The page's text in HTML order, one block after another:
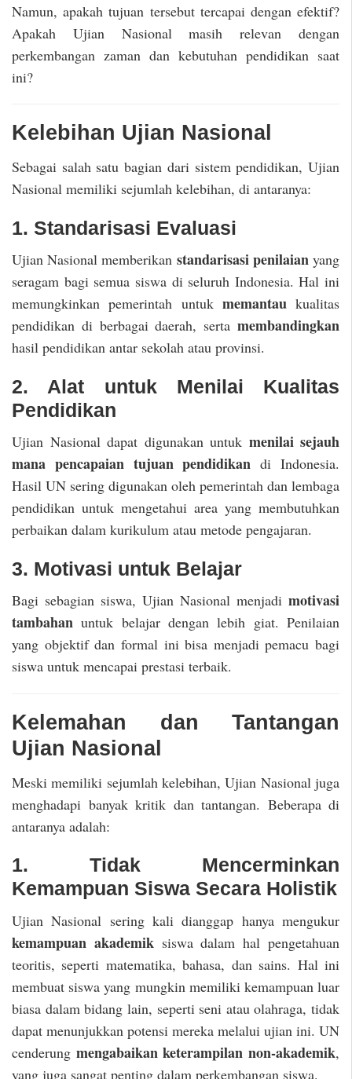
Namun, apakah tujuan tersebut tercapai dengan efektif?
Apakah Ujian Nasional masih relevan dengan
perkembangan zaman dan kebutuhan pendidikan saat
ini?
Kelebihan Ujian Nasional
Sebagai salah satu bagian dari sistem pendidikan, Ujian
Nasional memiliki sejumlah kelebihan, di antaranya:
1. Standarisasi Evaluasi
Ujian Nasional memberikan standarisasi penilaianyang
seragam bagi semua siswa di seluruh Indonesia. Hal ini
memungkinkan pemerintah untuk memantaukualitas
pendidikan di berbagai daerah, serta membandingkan
hasil pendidikan antar sekolah atau provinsi.
2. Alat untuk Menilai Kualitas
Pendidikan
Ujian Nasional dapat digunakan untuk menilai sejauh
mana pencapaian tujuan pendidikan di Indonesia.
Hasil UN sering digunakan oleh pemerintah dan lembaga
pendidikan untuk mengetahui area yang membutuhkan
perbaikan dalam kurikulum atau metode pengajaran.
3. Motivasi untuk Belajar
Bagi sebagian siswa, Ujian Nasional menjadi motivasi
tambahan untuk belajar dengan lebih giat. Penilaian
yang objektif dan formal ini bisa menjadi pemacu bagi
siswa untuk mencapai prestasi terbaik.
Kelemahan dan Tantangan
Ujian Nasional
Meski memiliki sejumlah kelebihan, Ujian Nasional juga
menghadapi banyak kritik dan tantangan. Beberapa di
antaranya adalah:
1. Tidak Mencerminkan
Kemampuan Siswa Secara Holistik
Ujian Nasional sering kali dianggap hanya mengukur
kemampuan akademik siswa dalam hal pengetahuan
teoritis, seperti matematika, bahasa, dan sains. Hal ini
membuat siswa yang mungkin memiliki kemampuan luar
biasa dalam bidang lain, seperti seni atau olahraga, tidak
dapat menunjukkan potensi mereka melalui ujian ini. UN
cenderung mengabaikan keterampilan non-akademik,
yang juga sangat penting dalam perkembangan siswa.